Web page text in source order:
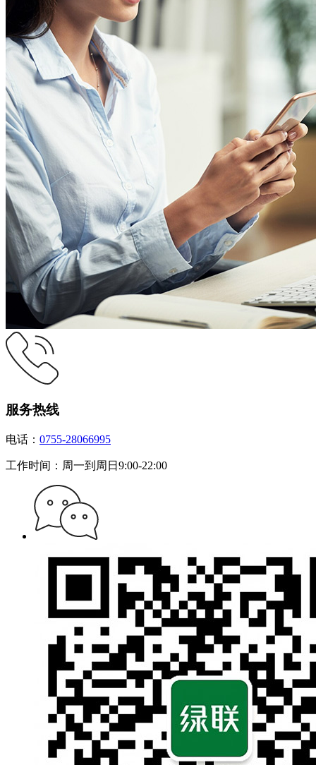
服务热线
电话： 0755-28066995
工作时间：周一到周日9:00-22:00